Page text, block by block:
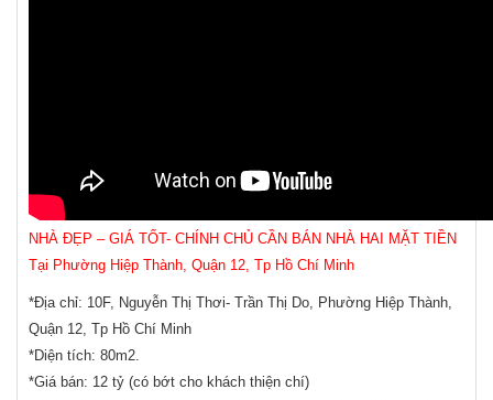
NHÀ ĐẸP – GIÁ TỐT- CHÍNH CHỦ CẦN BÁN NHÀ HAI MẶT TIỀN
Tại Phường Hiệp Thành, Quận 12, Tp Hồ Chí Minh
*Địa chỉ: 10F, Nguyễn Thị Thơi- Trần Thị Do, Phường Hiệp Thành,
Quận 12, Tp Hồ Chí Minh
*Diện tích: 80m2.
*Giá bán: 12 tỷ (có bớt cho khách thiện chí)